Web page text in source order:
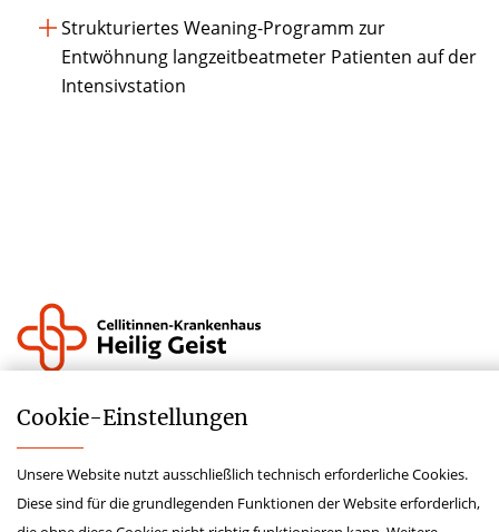
Strukturiertes Weaning-Programm zur
Entwöhnung langzeitbeatmeter Patienten auf der
Intensivstation
Krankenhauszukunftsfonds
Impressum
Hinweisgeberschutzgesetz
Cookie-­Einstellungen
Unsere Website nutzt ausschließlich technisch erforderliche Cookies.
Diese sind für die grundlegenden Funktionen der Website erforderlich,